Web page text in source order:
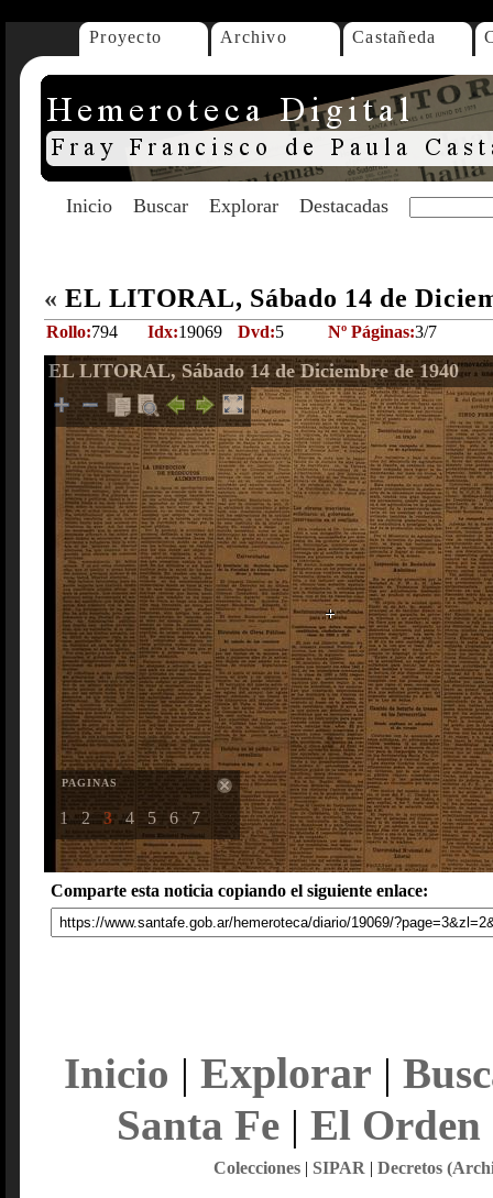
Proyecto Archivo Castañeda
Inicio Buscar Explorar Destacadas
« EL LITORAL, Sábado 14 de
Rollo:794 Idx:19069 Dvd:5 Nº Páginas:3/7
EL LITORAL, Sábado 14 de Diciembre de 1940
PAGINAS
1 2 3 4 5 6 7
Comparte esta noticia copiando el siguiente enlace:
Inicio | Explorar |
Santa Fe| El Orden
Colecciones| SIPAR | Decretos